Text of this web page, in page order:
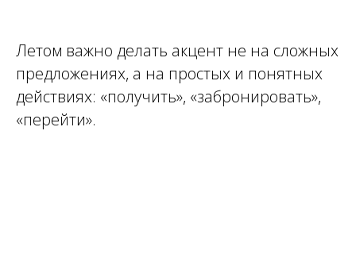
Летом важно делать акцент не на сложных
предложениях, а на простых и понятных
действиях: «получить», «забронировать»,
«перейти».